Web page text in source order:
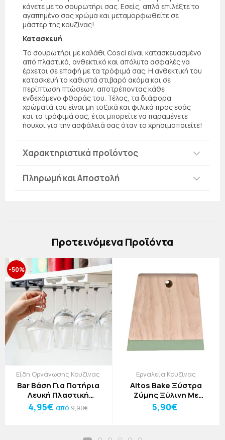
κάνετε με το σουρωτήρι σας. Εσείς, απλά επιλέξτε το
αγαπημένο σας χρώμα και μεταμορφωθείτε σε
μάστερ της κουζίνας!
Κατασκευή
Το σουρωτήρι με καλάθι Cosci είναι κατασκευασμένο
από πλαστικό, ανθεκτικό και απόλυτα ασφαλές να
έρχεται σε επαφή με τα τρόφιμά σας. Η ανθεκτική του
κατασκευή το καθιστά στιβαρό ακόμα και σε
περίπτωση πτώσεων, αποτρέποντας κάθε
ενδεχόμενο φθοράς του. Τέλος, τα διάφορα
χρώματά του είναι μη τοξικά και φιλικά προς εσάς
και τα τρόφιμά σας, έτσι μπορείτε να παραμένετε
ήσυχοι για την ασφάλειά σας όταν το χρησιμοποιείτε!
Χαρακτηριστικά προϊόντος
Πληρωμή και Αποστολή
Πρoτεινόμενα Προϊόντα
-50%
Είδη Οργάνωσης Κουζίνας
Bar Βάση Για Ποτήρια
Λευκή Πλαστική
25x11x2cm
4,95€ από 9,90€
Εργαλεία Κουζίνας
Aitos Bake Ξύστρα
Ζύμης Ξύλινη Με
Πλαστικό Μπεζ
5,90€